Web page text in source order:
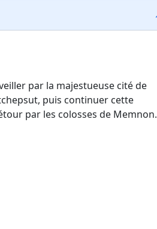
par la majestueuse cité de
puis continuer cette
par les colosses de Memnon.